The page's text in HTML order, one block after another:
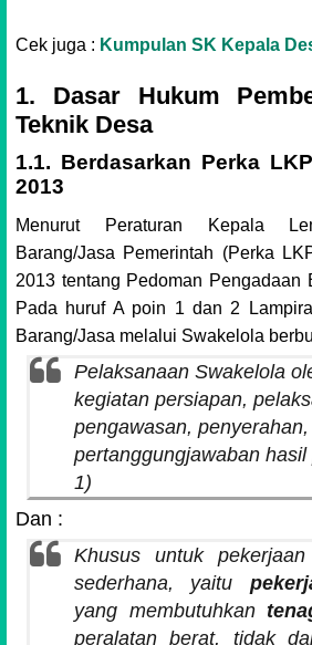
Cek juga : Kumpulan SK Kepala
1. Dasar Hukum
Teknik Desa
1.1. Berdasarkan Perka
2013
Menurut
Peraturan Kepala
Barang/Jasa Pemerintah (Perka
2013 tentang Pedoman Pengadaan
Pada huruf A poin 1 dan 2
Barang/Jasa melalui Swakelola
Pelaksanaan Swakelola
kegiatan persiapan,
pengawasan, penyerahan,
pertanggungjawaban hasil
1)
Dan :
Khusus untuk
sederhana, yaitu
yang membutuhkan
peralatan berat, tidak